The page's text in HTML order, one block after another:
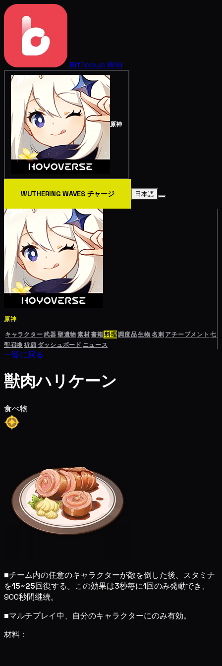
BitTopup Wiki
原神
WUTHERING WAVES チャージ 日本語
原神
キャラクター武器聖遺物素材書籍料理調度品生物名刺 アチーブメント 七
聖召喚祈願 ダッシュボード ニュース
一覧に戻る
獣肉ハリケーン
食べ物
■チーム内の任意のキャラクターが敵を倒した後、スタミナ
を15~25回復する。この効果は3秒毎に1回のみ発動でき、
900秒間継続。
■マルチプレイ中、自分のキャラクターにのみ有効。
材料：